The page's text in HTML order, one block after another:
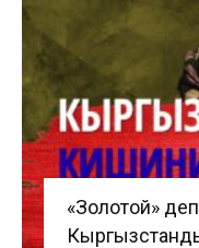
«Золотой»